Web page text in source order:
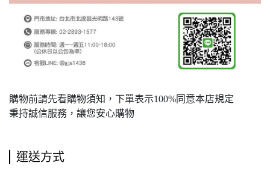
購物前請先看購物須知，下單表示100%同意本店規定
秉持誠信服務，讓您安心購物
運送方式